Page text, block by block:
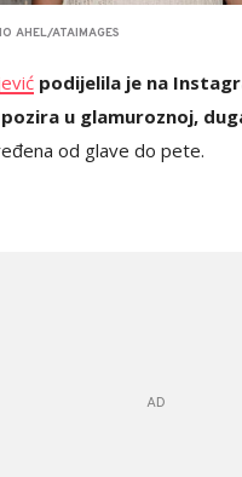
AHEL/ATAIMAGES
podijelila je na
u glamuroznoj,
od glave do pete.